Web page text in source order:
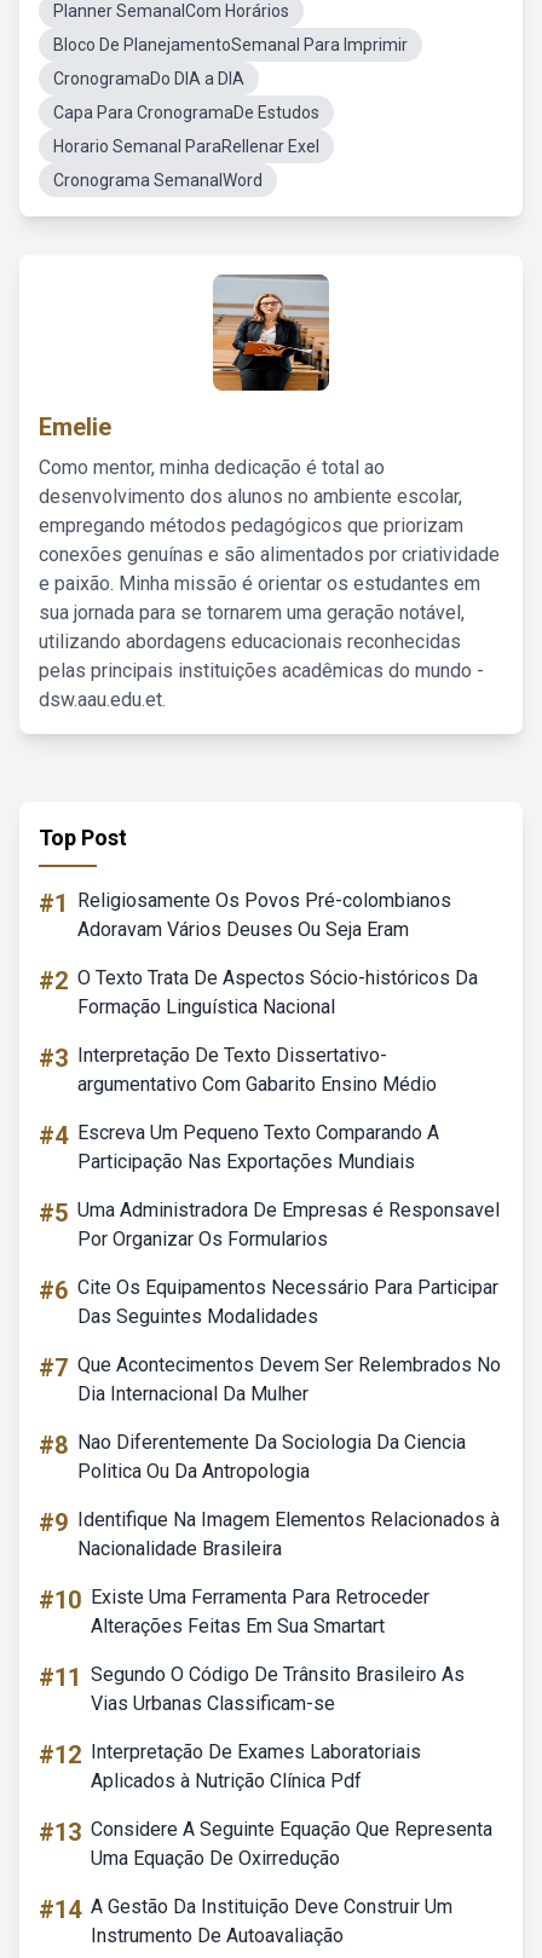
Planner SemanalCom Horários
Bloco De PlanejamentoSemanal Para Imprimir
CronogramaDo DIA a DIA
Capa Para CronogramaDe Estudos
Horario Semanal ParaRellenar Exel
Cronograma SemanalWord
Emelie
Como mentor, minha dedicação é total ao
desenvolvimento dos alunos no ambiente escolar,
empregando métodos pedagógicos que priorizam
conexões genuínas e são alimentados por criatividade
e paixão. Minha missão é orientar os estudantes em
sua jornada para se tornarem uma geração notável,
utilizando abordagens educacionais reconhecidas
pelas principais instituições acadêmicas do mundo -
dsw.aau.edu.et.
Top Post
#1
Religiosamente Os Povos Pré-colombianos
Adoravam Vários Deuses Ou Seja Eram
#2 O Texto Trata De Aspectos Sócio-históricos Da
Formação Linguística Nacional
#3 Interpretação De Texto Dissertativo-
argumentativo Com Gabarito Ensino Médio
#4 Escreva Um Pequeno Texto Comparando A
Participação Nas Exportações Mundiais
#5 Uma Administradora De Empresas é Responsavel
Por Organizar Os Formularios
#6 Cite Os Equipamentos Necessário Para Participar
Das Seguintes Modalidades
#7 Que Acontecimentos Devem Ser Relembrados No
Dia Internacional Da Mulher
#8 Nao Diferentemente Da Sociologia Da Ciencia
Politica Ou Da Antropologia
#9 Identifique Na Imagem Elementos Relacionados à
Nacionalidade Brasileira
#10 Existe Uma Ferramenta Para Retroceder
Alterações Feitas Em Sua Smartart
#11 Segundo O Código De Trânsito Brasileiro As
Vias Urbanas Classificam-se
#12 Interpretação De Exames Laboratoriais
Aplicados à Nutrição Clínica Pdf
#13 Considere A Seguinte Equação Que Representa
Uma Equação De Oxirredução
#14 A Gestão Da Instituição Deve Construir Um
Instrumento De Autoavaliação